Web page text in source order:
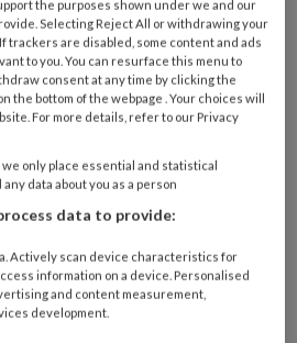
voorkomende vorm
de drie diagnoses van
De verwachting is dat het
krijgt de
maar zal toenemen. Een
krijgt er in zijn of haar
succesvol worden
vroegtijdig wordt
the purposes shown under we and our
Selecting Reject All or withdrawing your
trackers are disabled, some content and ads
to you. You can resurface this menu to
consent at any time by clicking the
the bottom of the webpage . Your choices will
For more details, refer to our Privacy
only place essential and statistical
data about you as a person
data to provide:
Actively scan device characteristics for
information on a device. Personalised
and content measurement,
development.